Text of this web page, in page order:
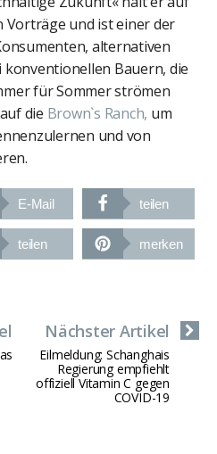
Vorträge und ist einer der
alternativen
Bauern, die
für Sommer strömen
die Brown`s Ranch, um
und von
E-Mail teilen
teilen merken
Nächster Artikel
Eilmeldung: Schanghais
Regierung empfiehlt
offiziell Vitamin C gegen
COVID-19